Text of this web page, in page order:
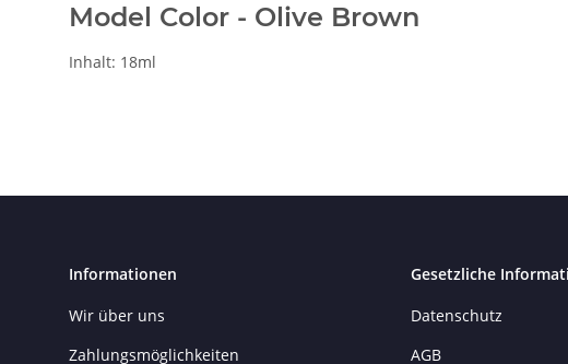
Model Color - Olive Brown
Inhalt: 18ml
Informationen
Wir über uns
Zahlungsmöglichkeiten
Gesetzliche
Datenschutz
AGB